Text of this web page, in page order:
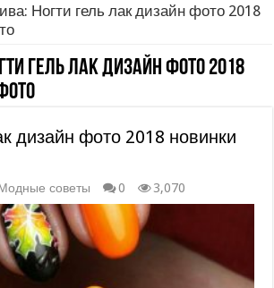
Ногти гель лак дизайн фото 2018
гель лак дизайн фото 2018
дизайн фото 2018 новинки
советы 0 3,070